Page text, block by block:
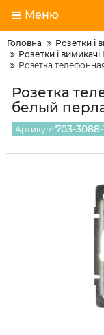
Меню
Головна Розетки і
Розетки і вимикачі
Розетка
Розетка
белый
Артикул: 703-3088-